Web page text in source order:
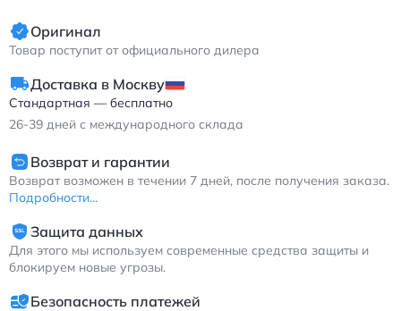
красного и черного.
Оригинал
Товар поступит от официального дилера
Доставка в Москву
Стандартная — бесплатно
26-39 дней с международного склада
Возврат и гарантии
Возврат возможен в течении 7 дней, после получения заказа.
Подробности...
Защита данных
Для этого мы используем современные средства защиты и
блокируем новые угрозы.
Безопасность платежей